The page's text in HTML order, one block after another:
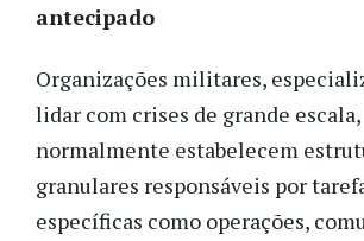
antecipado
Organizações militares,
lidar com crises de grande escala,
normalmente estabelecem
granulares responsáveis por
específicas como operações,